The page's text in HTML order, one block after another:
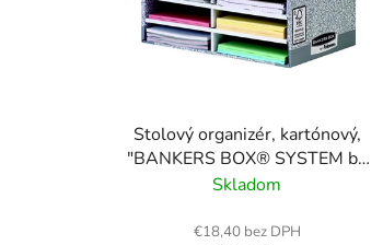
Stolový organizér, kartónový,
"BANKERS BOX® SYSTEM by
FELLOWES®"
Skladom
€18,40 bez DPH